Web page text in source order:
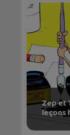
Zep et
leçons